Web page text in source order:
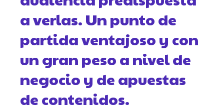
a verlas. Un punto de
partida ventajoso y con
un gran peso a nivel de
negocio y de apuestas
de contenidos.